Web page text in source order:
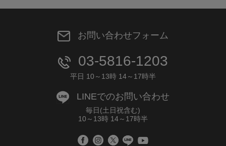
お問い合わせフォーム
03-5816-1203
平日 10～13時 14～17時半
LINEでのお問い合わせ
毎日(土日祝含む)
10～13時 14～17時半